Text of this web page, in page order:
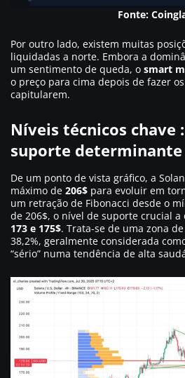
Fonte:
Por outro lado, existem muitas
liquidadas a norte. Embora a
um sentimento de queda, o smart
o preço para cima depois de fazer
capitularem.
Níveis técnicos chave
suporte determinante
De um ponto de vista gráfico, a
máximo de 206$ para evoluir em
um retração de Fibonacci desde o
de 206$, o nível de suporte crucial
173 e 175$. Trata-se de uma zona
38,2%, geralmente considerada
“sério” numa tendência de alta